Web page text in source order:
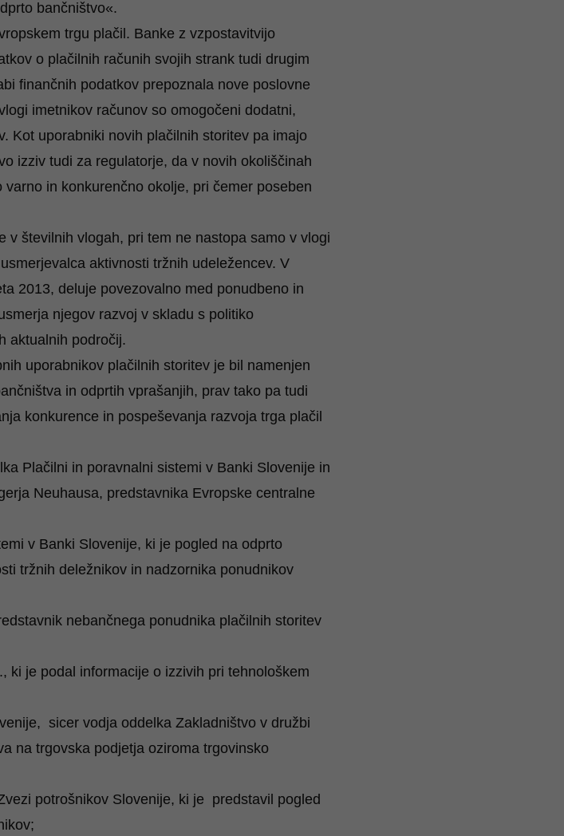
bančništvo«.
trgu plačil. Banke z vzpostavitvijo
o plačilnih računih svojih strank tudi drugim
finančnih podatkov prepoznala nove poslovne
imetnikov računov so omogočeni dodatni,
Kot uporabniki novih plačilnih storitev pa imajo
izziv tudi za regulatorje, da v novih okoliščinah
in konkurenčno okolje, pri čemer poseben
številnih vlogah, pri tem ne nastopa samo v vlogi
aktivnosti tržnih udeležencev. V
2013, deluje povezovalno med ponudbeno in
njegov razvoj v skladu s politiko
aktualnih področij.
uporabnikov plačilnih storitev je bil namenjen
in odprtih vprašanjih, prav tako pa tudi
konkurence in pospeševanja razvoja trga plačil
Plačilni in poravnalni sistemi v Banki Slovenije in
Neuhausa, predstavnika Evropske centralne
v Banki Slovenije, ki je pogled na odprto
tržnih deležnikov in nadzornika ponudnikov
nebančnega ponudnika plačilnih storitev
ki je podal informacije o izzivih pri tehnološkem
sicer vodja oddelka Zakladništvo v družbi
na trgovska podjetja oziroma trgovinsko
potrošnikov Slovenije, ki je predstavil pogled